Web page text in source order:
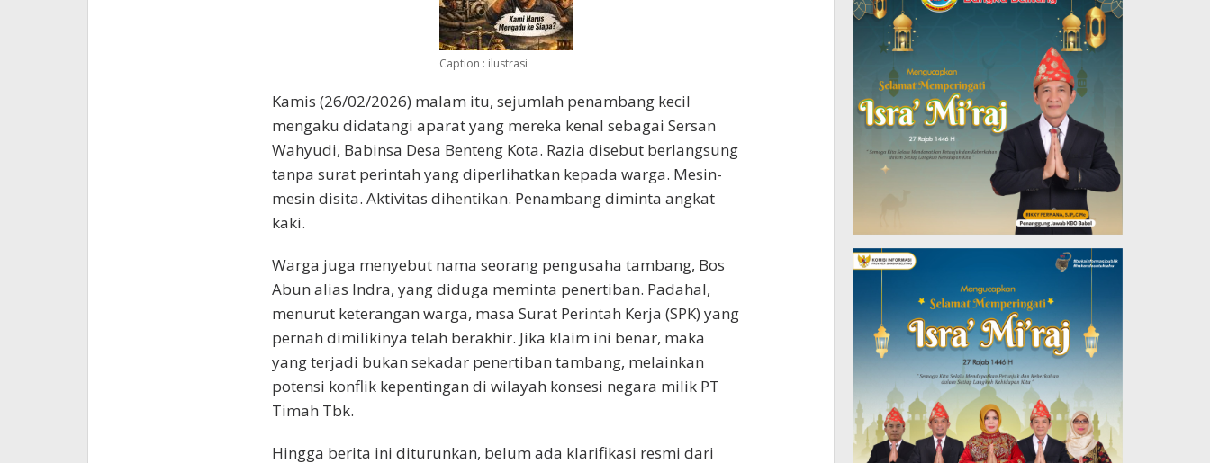
Caption : ilustrasi
Kamis (26/02/2026) malam itu, sejumlah penambang kecil
mengaku didatangi aparat yang mereka kenal sebagai Sersan
Wahyudi, Babinsa Desa Benteng Kota. Razia disebut berlangsung
tanpa surat perintah yang diperlihatkan kepada warga. Mesin-
mesin disita. Aktivitas dihentikan. Penambang diminta angkat
kaki.
Warga juga menyebut nama seorang pengusaha tambang, Bos
Abun alias Indra, yang diduga meminta penertiban. Padahal,
menurut keterangan warga, masa Surat Perintah Kerja (SPK) yang
pernah dimilikinya telah berakhir. Jika klaim ini benar, maka
yang terjadi bukan sekadar penertiban tambang, melainkan
potensi konflik kepentingan di wilayah konsesi negara milik PT
Timah Tbk.
Hingga berita ini diturunkan, belum ada klarifikasi resmi dari